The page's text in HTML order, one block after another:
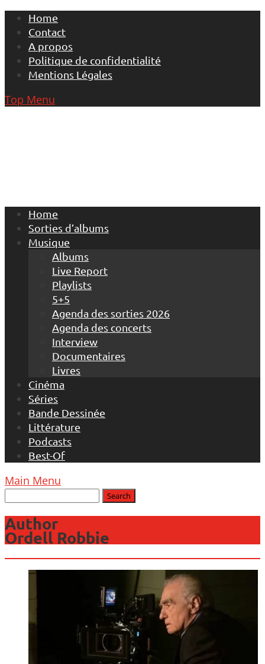
Skip
content
Home
Contact
A propos
Politique de confidentialité
Mentions Légales
Top Menu
Home
Sorties d’albums
Musique
Albums
Live Report
Playlists
5+5
Agenda des sorties 2026
Agenda des concerts
Interview
Documentaires
Livres
Cinéma
Séries
Bande Dessinée
Littérature
Podcasts
Best-Of
Main Menu
Author
Ordell Robbie